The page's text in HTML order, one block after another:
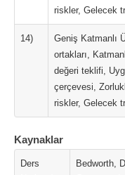
riskler, Gelecek
14)
Geniş Katmanlı
ortakları,
değeri teklifi,
çerçevesi,
riskler, Gelecek
Kaynaklar
Ders
Bedworth,